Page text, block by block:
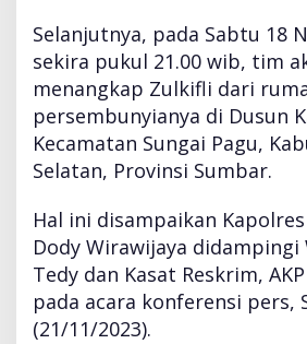
Selanjutnya, pada Sabtu 18
sekira pukul 21.00 wib, tim
menangkap Zulkifli dari
persembunyianya di Dusun
Kecamatan Sungai Pagu,
Selatan, Provinsi Sumbar.
Hal ini disampaikan Kapolres
Dody Wirawijaya didampingi
Tedy dan Kasat Reskrim,
pada acara konferensi pers,
(21/11/2023).